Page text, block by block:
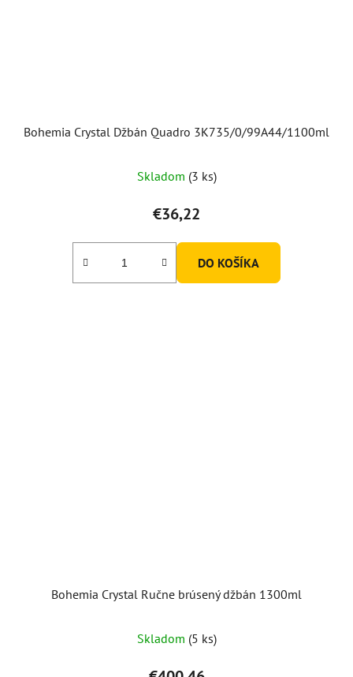
Bohemia Crystal Džbán Quadro 3K735/0/99A44/1100ml
Skladom (3 ks)
€36,22
DO KOŠÍKA
Bohemia Crystal Ručne brúsený džbán 1300ml
Skladom (5 ks)